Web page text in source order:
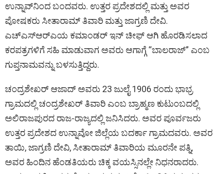
ಉನ್ನಾವ್‌ನಿಂದ ಬಂದವರು. ಉತ್ತರ ಪ್ರದೇಶದಲ್ಲಿ ಮತ್ತು ಅವರ
ಪೋಷಕರು ಸೀತಾರಾಮ್ ತಿವಾರಿ ಮತ್ತು ಜಾಗ್ರಣಿ ದೇವಿ.
ಎಚ್‌ಎಸ್‌ಆರ್‌ಎಯ ಕಮಾಂಡರ್ ಇನ್ ಚೀಫ್ ಆಗಿ ಹೊರಡಿಸಲಾದ
ಕರಪತ್ರಗಳಿಗೆ ಸಹಿ ಮಾಡುವಾಗ ಅವರು ಆಗಾಗ್ಗೆ “ಬಾಲರಾಜ್” ಎಂಬ
ಗುಪ್ತನಾಮವನ್ನು ಬಳಸುತ್ತಿದ್ದರು.
ಚಂದ್ರಶೇಖರ್ ಆಜಾದ್ ಅವರು 23 ಜುಲೈ 1906 ರಂದು ಭಾಭ್ರ
ಗ್ರಾಮದಲ್ಲಿ ಚಂದ್ರಶೇಖರ್ ತಿವಾರಿ ಎಂಬ ಬ್ರಾಹ್ಮಣ ಕುಟುಂಬದಲ್ಲಿ
ಅಲಿರಾಜಪುರದ ರಾಜ-ರಾಜ್ಯದಲ್ಲಿ ಜನಿಸಿದರು. ಅವರ ಪೂರ್ವಜರು
ಉತ್ತರ ಪ್ರದೇಶದ ಉನ್ನಾವೋ ಜಿಲ್ಲೆಯ ಬದರ್ಕಾ ಗ್ರಾಮದವರು. ಅವರ
ತಾಯಿ, ಜಾಗ್ರಣಿ ದೇವಿ, ಸೀತಾರಾಮ್ ತಿವಾರಿಯ ಮೂರನೇ ಪತ್ನಿ,
ಅವರ ಹಿಂದಿನ ಹೆಂಡತಿಯರು ಚಿಕ್ಕ ವಯಸ್ಸಿನಲ್ಲೇ ನಿಧನರಾದರು.